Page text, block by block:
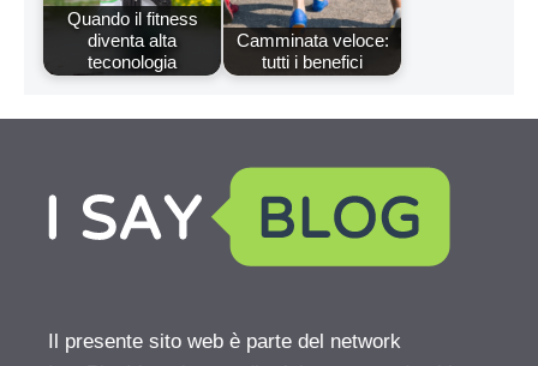
Quando il fitness
diventa alta
teconologia
Camminata veloce:
tutti i benefici
Il presente sito web è parte del network